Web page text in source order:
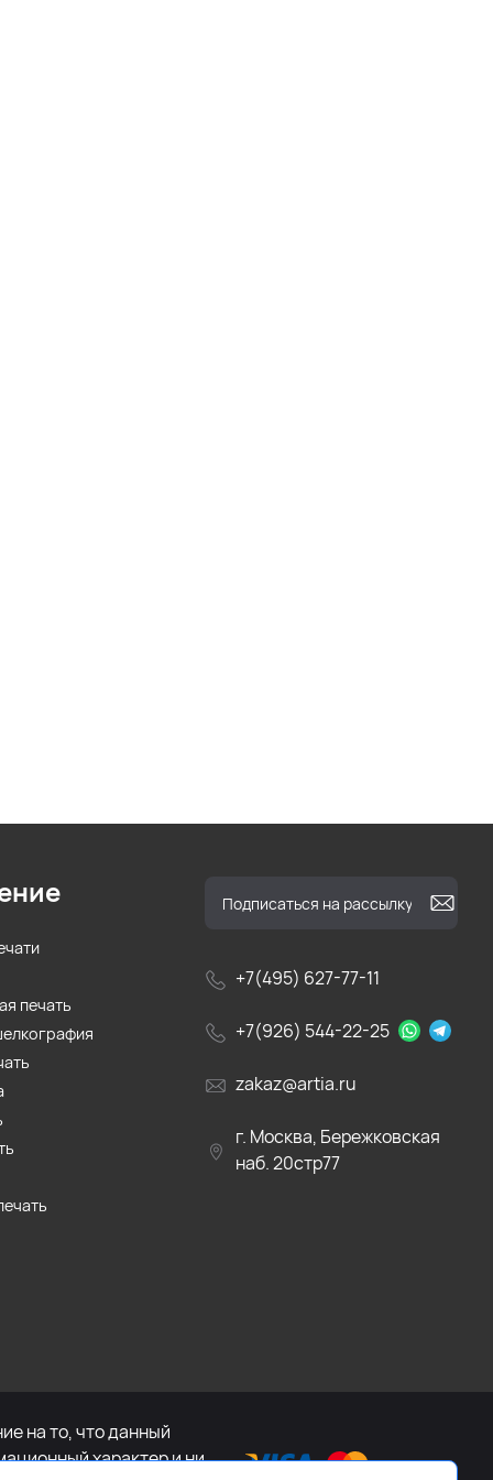
+7(495) 627-77-11
+7(926) 544-22-25
zakaz@artia.ru
г. Москва, Бережковская
наб. 20стр77
печать
на то, что данный
характер и ни